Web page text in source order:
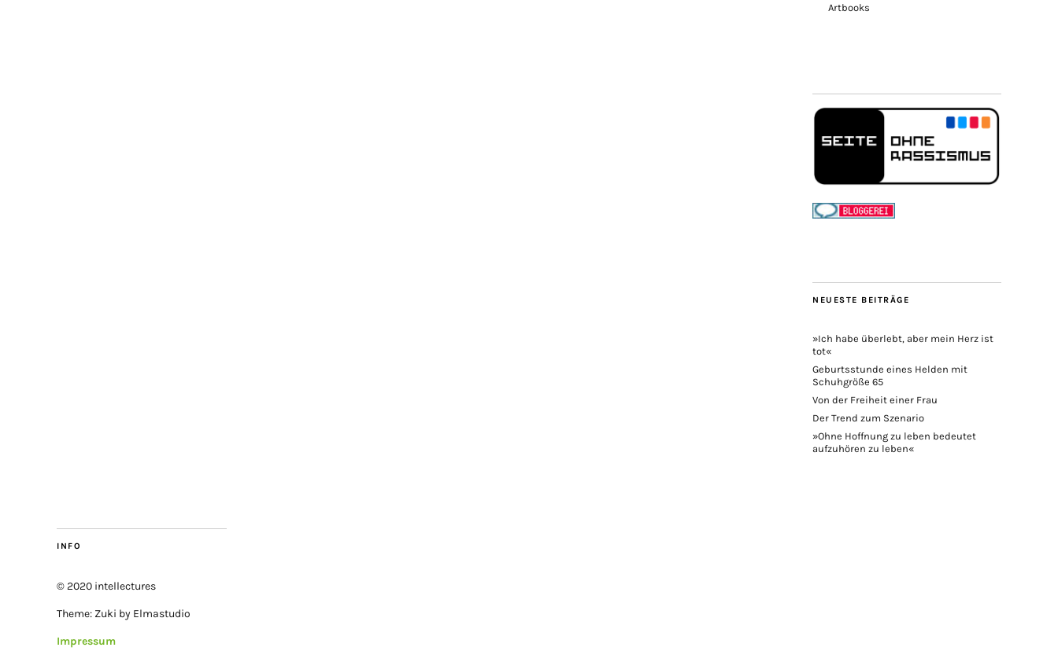
Artbooks
NEUESTE BEITRÄGE
»Ich habe überlebt, aber mein Herz ist
tot«
Geburtsstunde eines Helden mit
Schuhgröße 65
Von der Freiheit einer Frau
Der Trend zum Szenario
»Ohne Hoffnung zu leben bedeutet
aufzuhören zu leben«
INFO
© 2020 intellectures
Theme: Zuki by Elmastudio
Impressum